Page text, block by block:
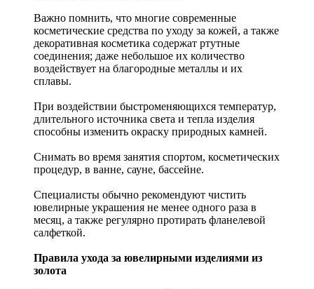
Важно помнить, что многие современные
косметические средства по уходу за кожей, а также
декоративная косметика содержат ртутные
соединения; даже небольшое их количество
воздействует на благородные металлы и их
сплавы.
При воздействии быстроменяющихся температур,
длительного источника света и тепла изделия
способны изменить окраску природных камней.
Снимать во время занятия спортом, косметических
процедур, в ванне, сауне, бассейне.
Специалисты обычно рекомендуют чистить
ювелирные украшения не менее одного раза в
месяц, а также регулярно протирать фланелевой
салфеткой.
Правила ухода за ювелирными изделиями из
золота